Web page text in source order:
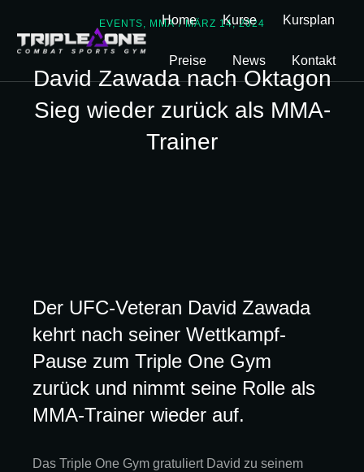
Home Kurse Kursplan
Preise News Kontakt
EVENTS, MMA / MÄRZ 14, 2024
David Zawada nach Oktagon
Sieg wieder zurück als MMA-
Trainer
Der UFC-Veteran David Zawada
kehrt nach seiner Wettkampf-
Pause zum Triple One Gym
zurück und nimmt seine Rolle als
MMA-Trainer wieder auf.
Das Triple One Gym gratuliert David zu seinem